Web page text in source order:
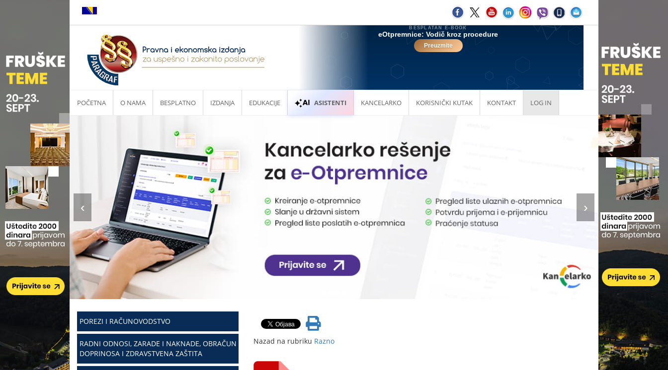
POČETNA O NAMA BESPLATNO IZDANJA EDUKACIJE ASISTENTI KANCELARKO KORISNIČKI KUTAK KONTAKT LOG IN
POREZI I RAČUNOVODSTVO
RADNI ODNOSI, ZARADE I NAKNADE, OBRAČUN
DOPRINOSA I ZDRAVSTVENA ZAŠTITA
Nazad na rubriku Razno